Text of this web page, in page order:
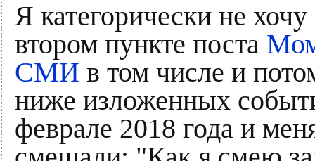
Я категорически не
втором пункте поста
СМИ в том числе и
ниже изложенных
феврале 2018 года и